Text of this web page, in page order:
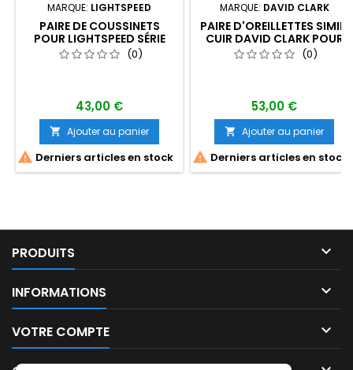
MARQUE: LIGHTSPEED
PAIRE DE COUSSINETS
POUR LIGHTSPEED SÉRIE
ZULU,
SIERRA,TANGO,DELTA ZULU
(0)
43,00 €
 Ajouter au panier
 Derniers articles en stock
MARQUE: DAVID CLARK
PAIRE D'OREILLETTES SIMILI
CUIR DAVID CLARK POUR
SÉRIE DC-ONE
(0)
53,00 €
 Ajouter au panier
 Derniers articles en stock
PRODUITS 
INFORMATIONS 
VOTRE COMPTE 